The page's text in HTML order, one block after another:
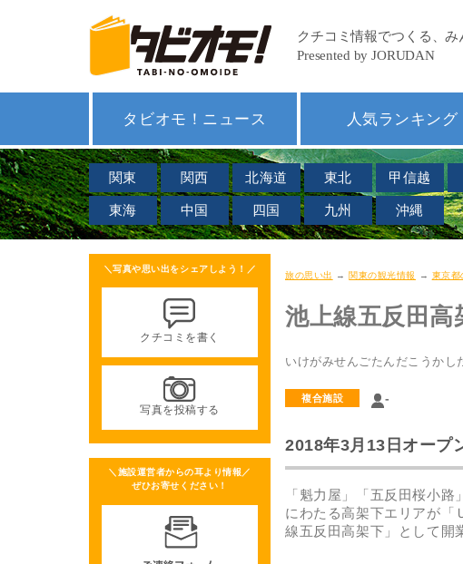
タビオモ！ニュース 人気ランキング
関東 関西 北海道 東北 甲信越
東海 中国 四国 九州 沖縄
旅の思い出 → 関東の観光情報 → 東京都
池上線五反田高
いけがみせんごたんだこうかし
複合施設 -
2018年3月13日オープ
「魁力屋」「五反田桜小
にわたる高架下エリアが
線五反田高架下」として開
＼写真や思い出をシェアしよう！／
クチコミを書く
写真を投稿する
＼施設運営者からの耳より情報／
ぜひお寄せください！